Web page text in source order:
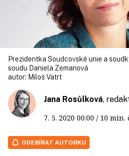
Prezidentka Soudcovské unie a
soudu Daniela Zemanová
autor: Miloš Vatrt
Jana Rosůlková,
7. 5. 2020 00:00 / 10
ODEBÍRAT AUTORKU